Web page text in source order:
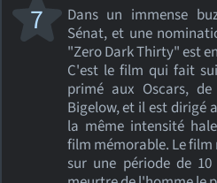
Dans un immense
Sénat, et une
"Zero Dark Thirty" est
C'est le film qui fait
primé aux Oscars,
Bigelow, et il est dirigé
la même intensité
film mémorable. Le
sur une période de
7